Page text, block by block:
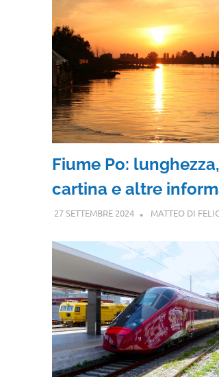
Fiume Po:
cartina e altre
27 SETTEMBRE 2024 MATTEO DI